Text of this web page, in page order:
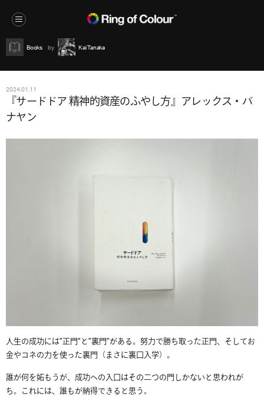
Books Kai Tanaka
2024.01.11
『サードドア 精神的資産のふやし方』アレックス・バ
ナヤン
人生の成功には”正門”と”裏門”がある。 努力で勝ち取った正門、そしてお
金やコネの力を使った裏門（まさに裏口入学）。
誰が何を妬もうが、 成功への入口はその二つの門しかないと思われが
ち。これには、 誰もが納得できると思う。